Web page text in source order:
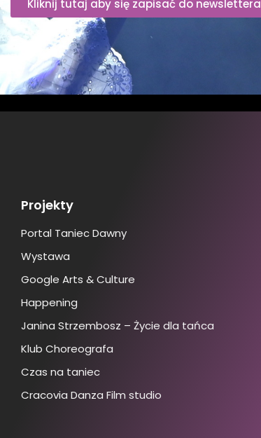
Kliknij tutaj aby się zapisać do newslettera
Projekty
Portal Taniec Dawny
Wystawa
Google Arts & Culture
Happening
Janina Strzembosz – Życie dla tańca
Klub Choreografa
Czas na taniec
Cracovia Danza Film studio